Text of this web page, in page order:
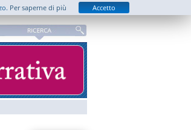
Per saperne di più Accetto